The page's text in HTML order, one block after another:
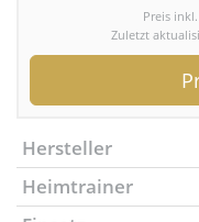
Preis
Zuletzt
Hersteller
Heimtrainer